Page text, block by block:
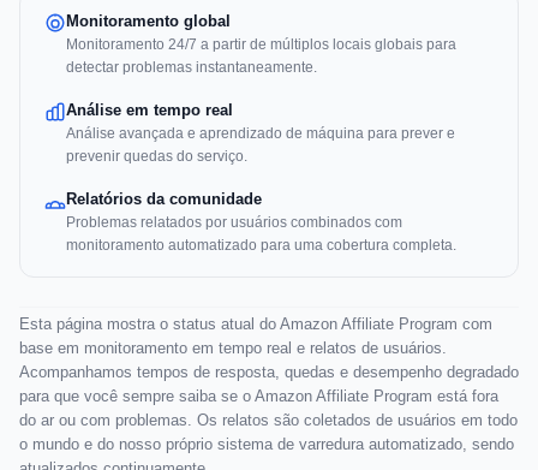
Monitoramento global
Monitoramento 24/7 a partir de múltiplos locais globais para
detectar problemas instantaneamente.
Análise em tempo real
Análise avançada e aprendizado de máquina para prever e
prevenir quedas do serviço.
Relatórios da comunidade
Problemas relatados por usuários combinados com
monitoramento automatizado para uma cobertura completa.
Esta página mostra o status atual do Amazon Affiliate Program com
base em monitoramento em tempo real e relatos de usuários.
Acompanhamos tempos de resposta, quedas e desempenho degradado
para que você sempre saiba se o Amazon Affiliate Program está fora
do ar ou com problemas. Os relatos são coletados de usuários em todo
o mundo e do nosso próprio sistema de varredura automatizado, sendo